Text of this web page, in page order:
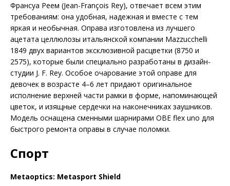
Франсуа Реем (Jean-François Rey), отвечает всем этим
требованиям: она удобная, надежная и вместе с тем
яркая и необычная. Оправа изготовлена из лучшего
ацетата целлюлозы итальянской компании Mazzucchelli
1849 двух вариантов эксклюзивной расцветки (8750 и
2575), которые были специально разработаны в дизайн-
студии J. F. Rey. Особое очарование этой оправе для
девочек в возрасте 4–6 лет придают оригинальное
исполнение верхней части рамки в форме, напоминающей
цветок, и изящные сердечки на наконечниках заушников.
Модель оснащена сменными шарнирами OBE flex uno для
быстрого ремонта оправы в случае поломки.
Спорт
Metaoptics: Metasport Shield